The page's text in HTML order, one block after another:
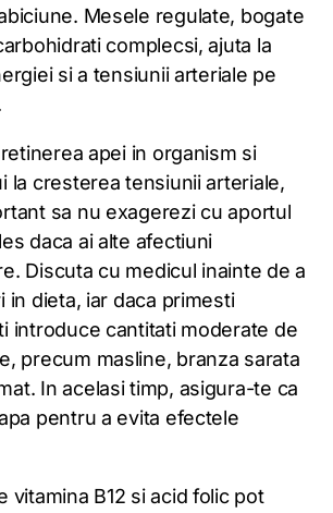
Mesele regulate, bogate
complecsi, ajuta la
si a tensiunii arteriale pe
apei in organism si
la cresterea tensiunii arteriale,
sa nu exagerezi cu aportul
daca ai alte afectiuni
Discuta cu medicul inainte de a
in dieta, iar daca primesti
introduce cantitati moderate de
precum masline, branza sarata
In acelasi timp, asigura-te ca
pentru a evita efectele
vitamina B12 si acid folic pot